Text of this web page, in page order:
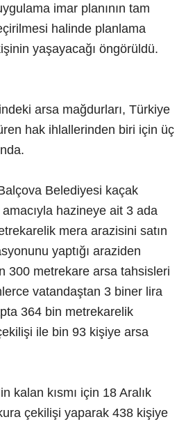
imar planının tam
halinde planlama
yaşayacağı öngörüldü.
arsa mağdurları, Türkiye
hak ihlallerinden biri için üç
Belediyesi kaçak
hazineye ait 3 ada
mera arazisini satın
yaptığı araziden
300 metrekare arsa tahsisleri
vatandaştan 3 biner lira
364 bin metrekarelik
ile bin 93 kişiye arsa
kalan kısmı için 18 Aralık
çekilişi yaparak 438 kişiye